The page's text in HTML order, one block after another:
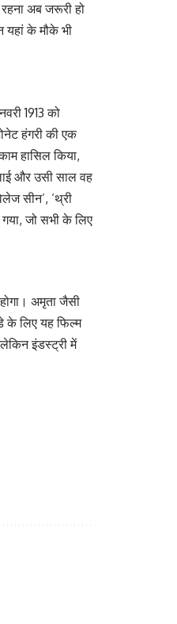
अब जरूरी हो
यहां के मौके भी
1913 को
हंगरी की एक
हासिल किया,
और उसी साल वह
सीन’, ‘थ्री
गया, जो सभी के लिए
अमृता जैसी
के लिए यह फिल्म
इंडस्ट्री में